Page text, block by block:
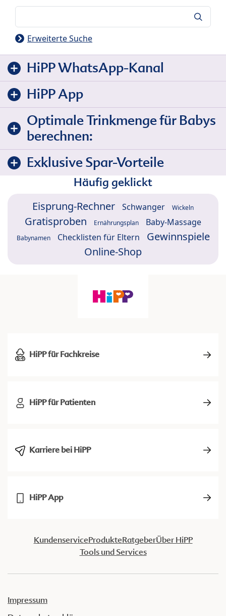
Erweiterte Suche
HiPP WhatsApp-Kanal
HiPP App
Optimale Trinkmenge für Babys
berechnen:
Exklusive Spar-Vorteile
Häufig geklickt
Eisprung-Rechner Schwanger Wickeln
Gratisproben Ernährungsplan Baby-Massage
Babynamen Checklisten für Eltern
Gewinnspiele
Online-Shop
HiPP für Fachkreise
HiPP für Patienten
Karriere bei HiPP
HiPP App
KundenserviceProdukteRatgeberÜber HiPP
Tools und Services
Impressum